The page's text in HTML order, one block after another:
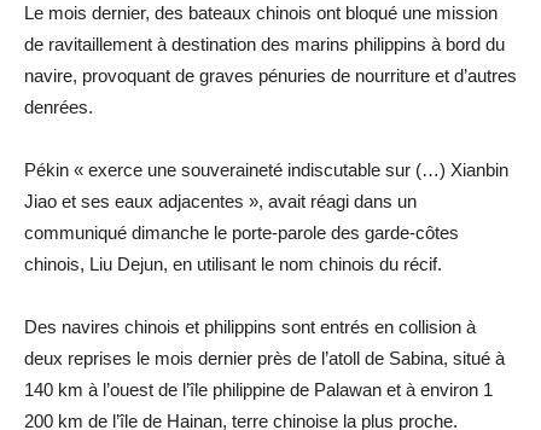
Le mois dernier, des bateaux chinois ont bloqué une mission
de ravitaillement à destination des marins philippins à bord du
navire, provoquant de graves pénuries de nourriture et d’autres
denrées.
Pékin « exerce une souveraineté indiscutable sur (…) Xianbin
Jiao et ses eaux adjacentes », avait réagi dans un
communiqué dimanche le porte-parole des garde-côtes
chinois, Liu Dejun, en utilisant le nom chinois du récif.
Des navires chinois et philippins sont entrés en collision à
deux reprises le mois dernier près de l’atoll de Sabina, situé à
140 km à l’ouest de l’île philippine de Palawan et à environ 1
200 km de l’île de Hainan, terre chinoise la plus proche.